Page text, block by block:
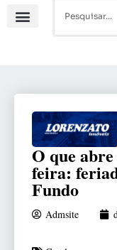
O que abre
feira:
Fundo
Admsite